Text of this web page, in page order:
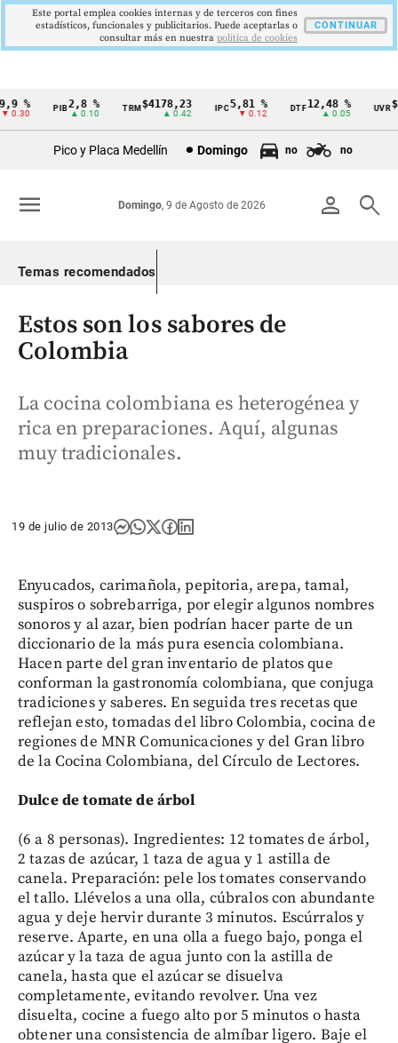
Cintillo
Colombia
% PIB2,8 %
▲ 0.10
TRM$4178,23
▲ 0.42
5,81 %
▼ 0.12
DTF12,48 %
▲ 0.05
UVR
Pico y Placa Medellín Domingo no no
person search
Domingo, 9 de Agosto de 2026
menu
Temas recomendados
Estos son los sabores de
Colombia
La cocina colombiana es heterogénea y
rica en preparaciones. Aquí, algunas
muy tradicionales.
19 de julio de 2013
Enyucados, carimañola, pepitoria, arepa, tamal,
suspiros o sobrebarriga, por elegir algunos nombres
sonoros y al azar, bien podrían hacer parte de un
diccionario de la más pura esencia colombiana.
Hacen parte del gran inventario de platos que
conforman la gastronomía colombiana, que conjuga
tradiciones y saberes. En seguida tres recetas que
reflejan esto, tomadas del libro Colombia, cocina de
regiones de MNR Comunicaciones y del Gran libro
de la Cocina Colombiana, del Círculo de Lectores.
Dulce de tomate de árbol
(6 a 8 personas). Ingredientes: 12 tomates de árbol,
2 tazas de azúcar, 1 taza de agua y 1 astilla de
canela. Preparación: pele los tomates conservando
el tallo. Llévelos a una olla, cúbralos con abundante
agua y deje hervir durante 3 minutos. Escúrralos y
reserve. Aparte, en una olla a fuego bajo, ponga el
azúcar y la taza de agua junto con la astilla de
canela, hasta que el azúcar se disuelva
completamente, evitando revolver. Una vez
disuelta, cocine a fuego alto por 5 minutos o hasta
obtener una consistencia de almíbar ligero. Baje el
Este portal emplea cookies internas y de terceros con fines
estadísticos, funcionales y publicitarios. Puede aceptarlas o
consultar más en nuestra politica de cookies
CONTINUAR